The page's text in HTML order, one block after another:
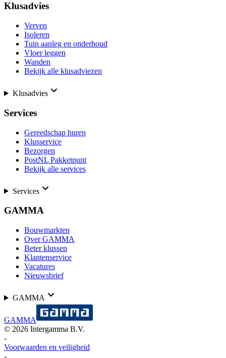
Klusadvies
Verven
Isoleren
Tuin aanleg en onderhoud
Vloer leggen
Wanden
Bekijk alle klusadviezen
Klusadvies
Services
Gereedschap huren
Klusservice
Bezorgen
PostNL Pakketpunt
Bekijk alle services
Services
GAMMA
Bouwmarkten
Over GAMMA
Beter klussen
Klantenservice
Vacatures
Nieuwsbrief
GAMMA
GAMMA
© 2026 Intergamma B.V.
-
Voorwaarden en veiligheid
-